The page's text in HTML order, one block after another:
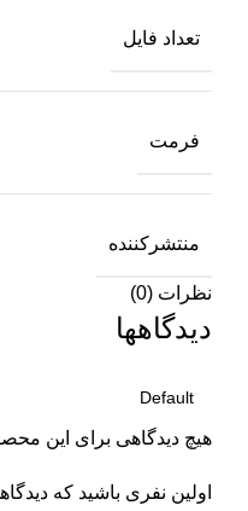
تعداد فایل
فرمت
منتشرکننده
نظرات (0)
دیدگاهها
هیچ دیدگاهی برای این
اولین نفری باشید که